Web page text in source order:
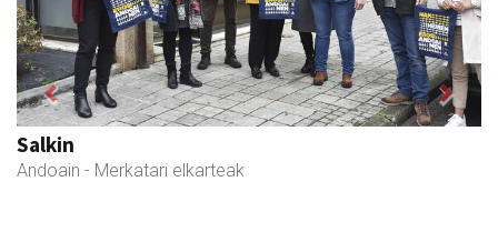
Salkin
Andoain - Merkatari elkarteak
Previous Next